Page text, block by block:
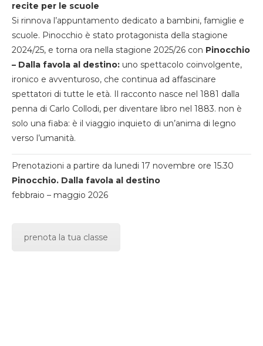
recite per le scuole
Si rinnova l’appuntamento dedicato a bambini, famiglie e
scuole. Pinocchio è stato protagonista della stagione
2024/25, e torna ora nella stagione 2025/26 con Pinocchio
– Dalla favola al destino: uno spettacolo coinvolgente,
ironico e avventuroso, che continua ad affascinare
spettatori di tutte le età. Il racconto nasce nel 1881 dalla
penna di Carlo Collodi, per diventare libro nel 1883. non è
solo una fiaba: è il viaggio inquieto di un’anima di legno
verso l’umanità.
Prenotazioni a partire da lunedi 17 novembre ore 15.30
Pinocchio. Dalla favola al destino
febbraio – maggio 2026
prenota la tua classe